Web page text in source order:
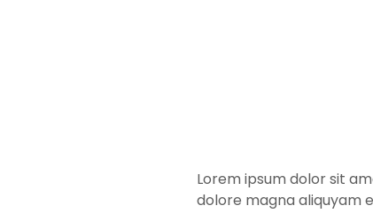
Lorem ipsum dolor sit
dolore magna aliquyam